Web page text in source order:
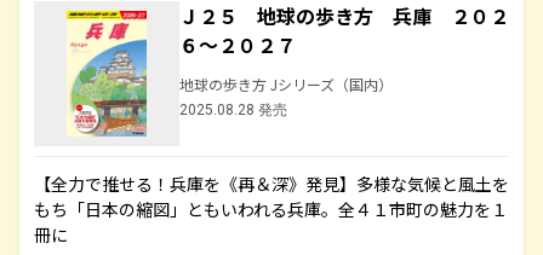
Ｊ２５ 地球の歩き方 兵庫 ２０２
６～２０２７
地球の歩き方 Jシリーズ（国内）
2025.08.28 発売
【全力で推せる！兵庫を《再＆深》発見】多様な気候と風土を
もち「日本の縮図」ともいわれる兵庫。全４１市町の魅力を１
冊に